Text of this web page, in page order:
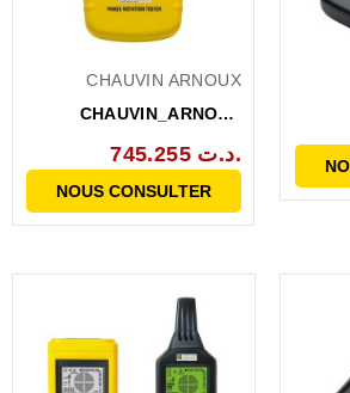
CHAUVIN ARNOUX
CHAUVIN_ARNOUX
ROTATION...745.255 د.ت.
NOUS CONSULTER